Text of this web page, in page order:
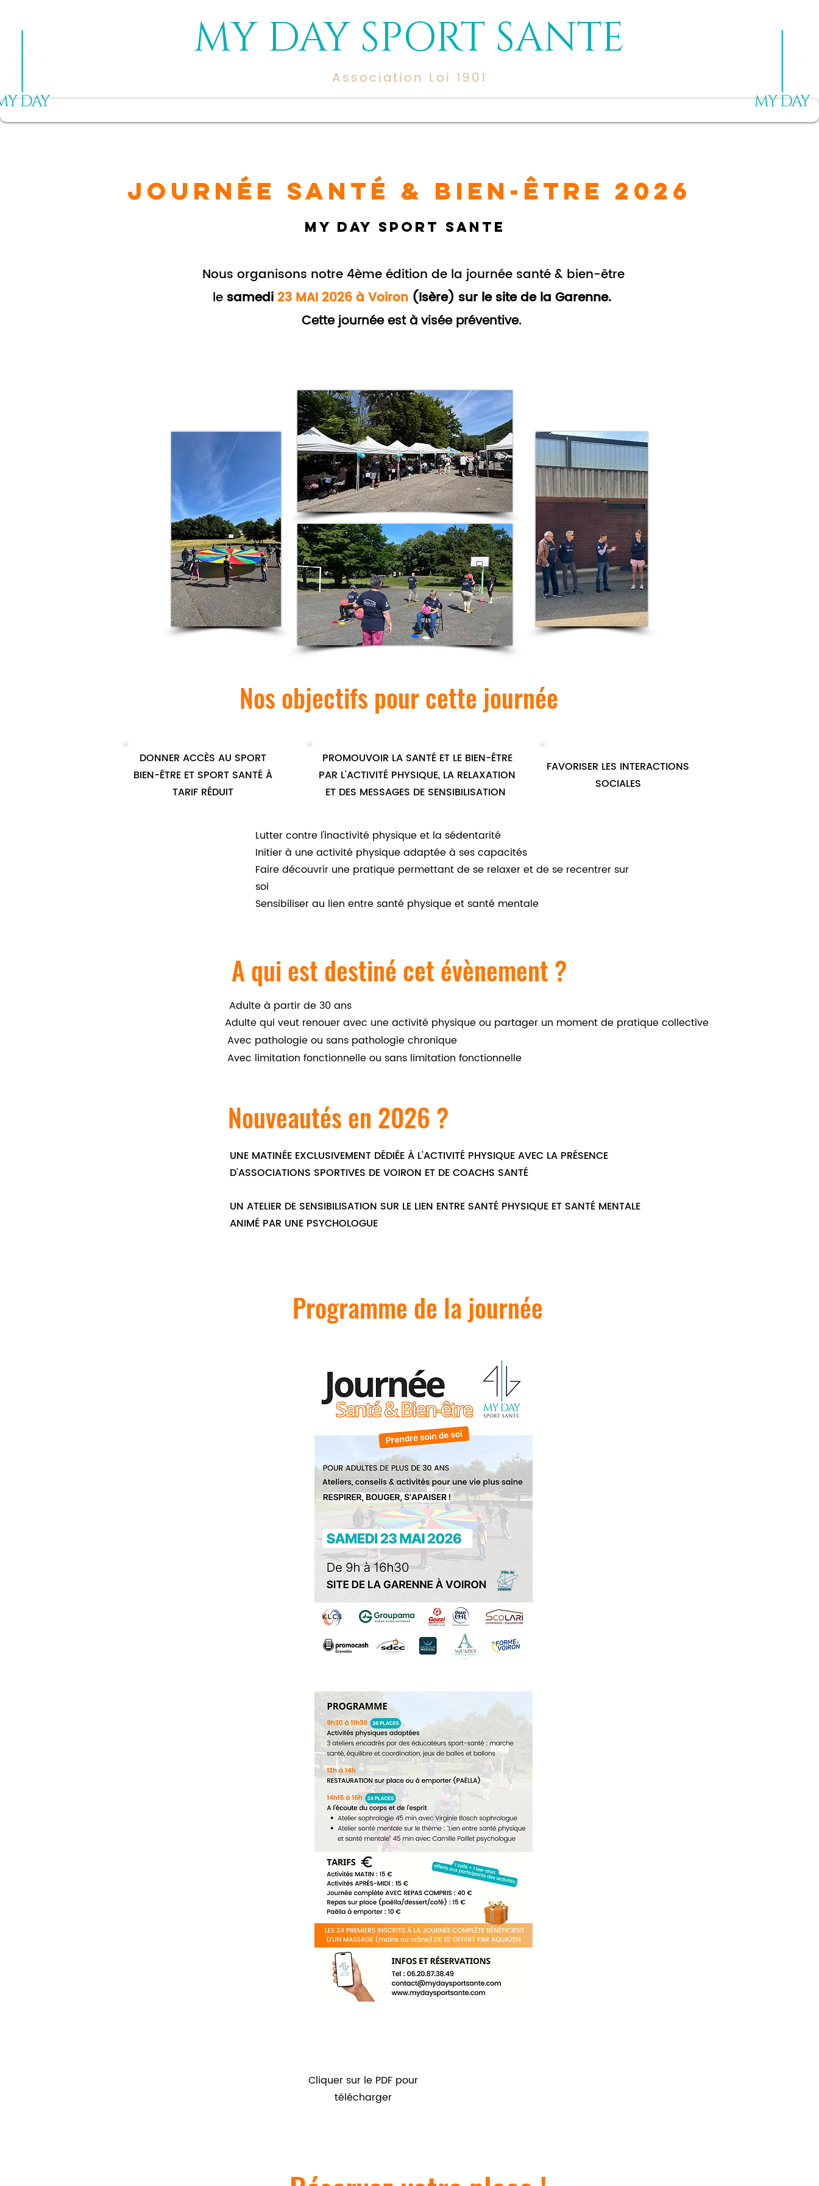
MY DAY SPORT SANTE
Association Loi 1901
JOURNÉE SANTÉ & BIEN-ÊTRE 2026
my day sport Sante
Nous organisons notre 4ème édition de la journée santé & bien-être
le samedi 23MAI 2026 à Voiron(Isère) sur le site de la Garenne.
Cette journée est à visée préventive.
Nos objectifs pour cette journée
DONNER ACCÈS AU SPORT
BIEN-ÊTRE ET SPORT SANTÉ À
TARIF RÉDUIT
PROMOUVOIR LA SANTÉ ET LE BIEN-ÊTRE
PAR L'ACTIVITÉ PHYSIQUE, LA RELAXATION
ET DES MESSAGES DE SENSIBILISATION
FAVORISER LES INTERACTIONS
SOCIALES
Lutter contre l'inactivité physique et la sédentarité
Initier à une activité physique adaptée à ses capacités
Faire découvrir une pratique permettant de se relaxer et de se recentrer sur
soi
Sensibiliser au lien entre santé physique et santé mentale
A qui est destiné cet évènement ?
Adulte à partir de 30 ans
Adulte qui veut renouer avec une activité physique ou partager un moment de pratique collective
Avec pathologie ou sans pathologie chronique
Avec limitation fonctionnelle ou sans limitation fonctionnelle
Nouveautés en 2026 ?
UNE MATINÉE EXCLUSIVEMENT DÉDIÉE À L'ACTIVITÉ PHYSIQUE AVEC LA PRÉSENCE
D'ASSOCIATIONS SPORTIVES DE VOIRON ET DE COACHS SANTÉ
UN ATELIER DE SENSIBILISATION SUR LE LIEN ENTRE SANTÉ PHYSIQUE ET SANTÉ MENTALE
ANIMÉ PAR UNE PSYCHOLOGUE
Programme de la journée
Cliquer sur le PDF pour
télécharger